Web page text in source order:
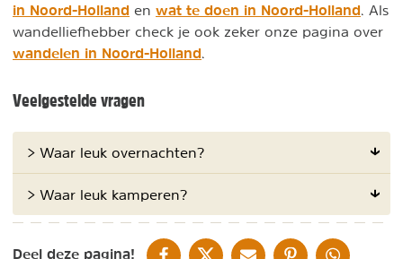
in Noord-Holland en wat te doen in Noord-Holland . Als
wandelliefhebber check je ook zeker onze pagina over
wandelen in Noord-Holland
Veelgestelde vragen
> Waar leuk overnachten?
> Waar leuk kamperen?
Deel deze pagina! DELEN OP FACEBOOK
DELEN OP XDELEN VIA DE MAIL
DELEN OP PINTEREST
DELEN OP